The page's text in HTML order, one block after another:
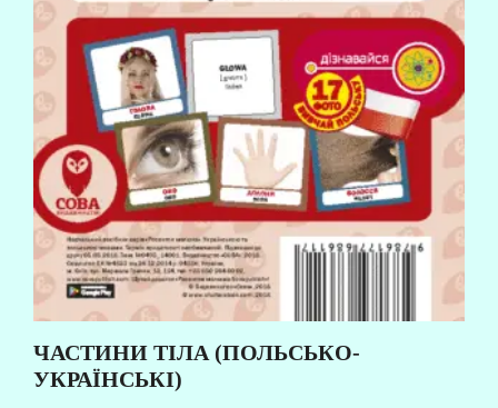
ЧАСТИНИ ТІЛА (ПОЛЬСЬКО-
УКРАЇНСЬКІ)